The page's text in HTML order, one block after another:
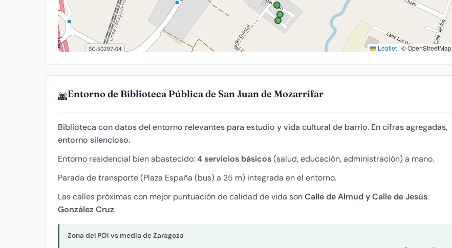
Leaflet | © OpenStreetMap
🌆Entorno de Biblioteca Pública de San Juan de Mozarrifar
Biblioteca con datos del entorno relevantes para estudio y vida cultural de barrio. En cifras agregadas,
entorno silencioso.
Entorno residencial bien abastecido:4 servicios básicos(salud, educación, administración) a mano.
Parada de transporte (Plaza España (bus) a 25 m) integrada en el entorno.
Las calles próximas con mejor puntuación de calidad de vida sonCalle de Almud y Calle de Jesús
González Cruz.
Zona del POI vs media de Zaragoza